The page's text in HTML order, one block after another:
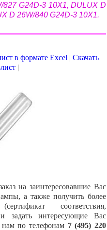
G24D-3 10X1, DULUX D
D 26W/840 G24D-3 10X1.
в формате Excel | Скачать
|
на заинтересовавшие Вас
а также получить более
соответствия,
и задать интересующие Вас
по телефонам 7 (495) 220